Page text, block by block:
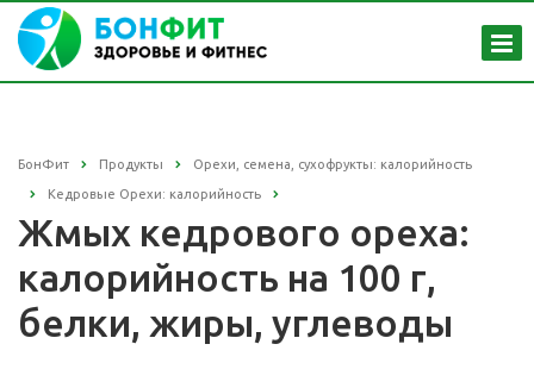
БонФит Продукты Орехи, семена, сухофрукты: калорийность
Кедровые Орехи: калорийность
Жмых кедрового ореха:
калорийность на 100 г,
белки, жиры, углеводы